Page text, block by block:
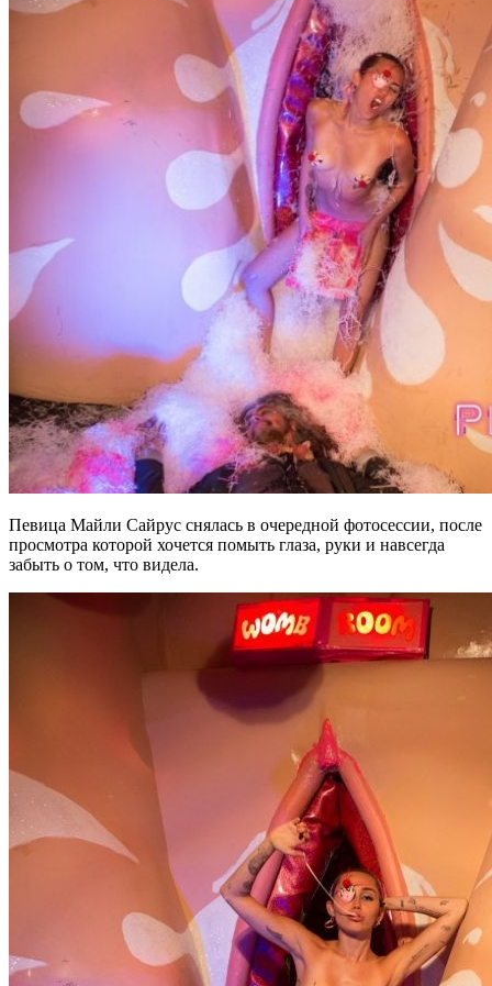
Певица Майли Сайрус снялась в очередной фотосессии, после
просмотра которой хочется помыть глаза, руки и навсегда
забыть о том, что видела.